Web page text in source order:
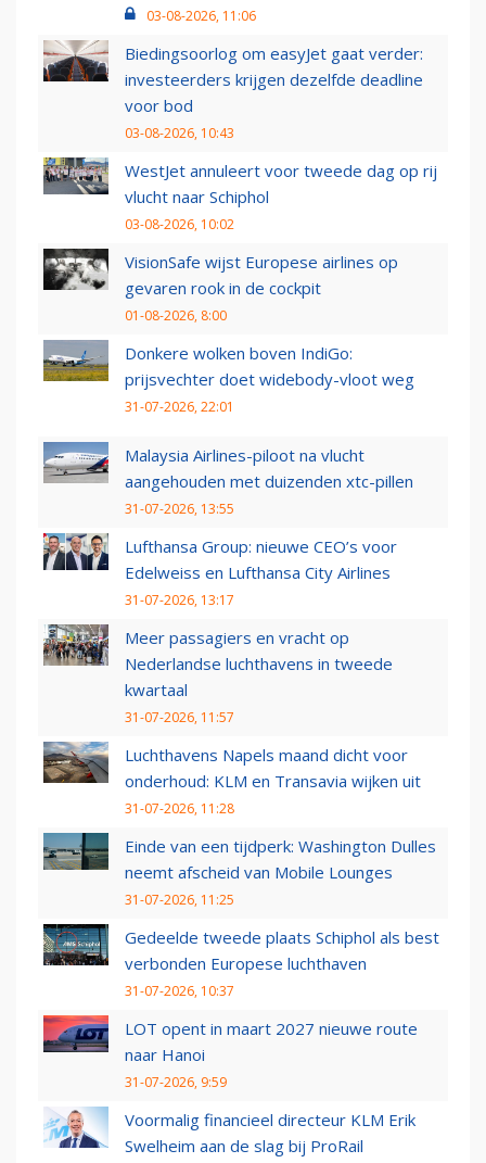
03-08-2026, 11:06
Biedingsoorlog om easyJet gaat verder:
investeerders krijgen dezelfde deadline
voor bod
03-08-2026, 10:43
WestJet annuleert voor tweede dag op rij
vlucht naar Schiphol
03-08-2026, 10:02
VisionSafe wijst Europese airlines op
gevaren rook in de cockpit
01-08-2026, 8:00
Donkere wolken boven IndiGo:
prijsvechter doet widebody-vloot weg
31-07-2026, 22:01
Malaysia Airlines-piloot na vlucht
aangehouden met duizenden xtc-pillen
31-07-2026, 13:55
Lufthansa Group: nieuwe CEO’s voor
Edelweiss en Lufthansa City Airlines
31-07-2026, 13:17
Meer passagiers en vracht op
Nederlandse luchthavens in tweede
kwartaal
31-07-2026, 11:57
Luchthavens Napels maand dicht voor
onderhoud: KLM en Transavia wijken uit
31-07-2026, 11:28
Einde van een tijdperk: Washington Dulles
neemt afscheid van Mobile Lounges
31-07-2026, 11:25
Gedeelde tweede plaats Schiphol als best
verbonden Europese luchthaven
31-07-2026, 10:37
LOT opent in maart 2027 nieuwe route
naar Hanoi
31-07-2026, 9:59
Voormalig financieel directeur KLM Erik
Swelheim aan de slag bij ProRail